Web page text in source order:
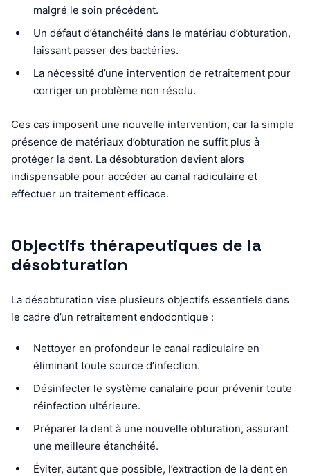
malgré le soin précédent.
Un défaut d’étanchéité dans le matériau d’obturation,
laissant passer des bactéries.
La nécessité d’une intervention de retraitement pour
corriger un problème non résolu.
Ces cas imposent une nouvelle intervention, car la simple
présence de matériaux d’obturation ne suffit plus à
protéger la dent. La désobturation devient alors
indispensable pour accéder au canal radiculaire et
effectuer un traitement efficace.
Objectifs thérapeutiques de la
désobturation
La désobturation vise plusieurs objectifs essentiels dans
le cadre d’un retraitement endodontique :
Nettoyer en profondeur le canal radiculaire en
éliminant toute source d’infection.
Désinfecter le système canalaire pour prévenir toute
réinfection ultérieure.
Préparer la dent à une nouvelle obturation, assurant
une meilleure étanchéité.
Éviter, autant que possible, l’extraction de la dent en